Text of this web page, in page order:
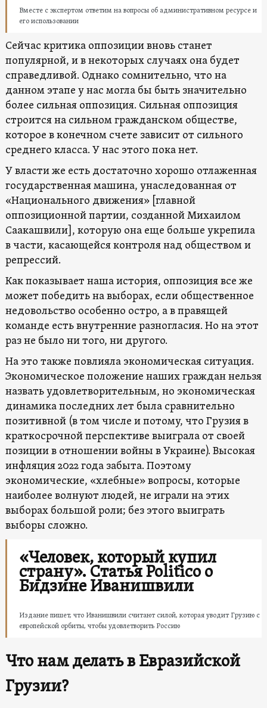
Вместе с экспертом ответим на вопросы об административном ресурсе и
его использовании
Сейчас критика оппозиции вновь станет
популярной, и в некоторых случаях она будет
справедливой. Однако сомнительно, что на
данном этапе у нас могла бы быть значительно
более сильная оппозиция. Сильная оппозиция
строится на сильном гражданском обществе,
которое в конечном счете зависит от сильного
среднего класса. У нас этого пока нет.
У власти же есть достаточно хорошо отлаженная
государственная машина, унаследованная от
«Национального движения» [главной
оппозиционной партии, созданной Михаилом
Саакашвили], которую она еще больше укрепила
в части, касающейся контроля над обществом и
репрессий.
Как показывает наша история, оппозиция все же
может победить на выборах, если общественное
недовольство особенно остро, а в правящей
команде есть внутренние разногласия. Но на этот
раз не было ни того, ни другого.
На это также повлияла экономическая ситуация.
Экономическое положение наших граждан нельзя
назвать удовлетворительным, но экономическая
динамика последних лет была сравнительно
позитивной (в том числе и потому, что Грузия в
краткосрочной перспективе выиграла от своей
позиции в отношении войны в Украине). Высокая
инфляция 2022 года забыта. Поэтому
экономические, «хлебные» вопросы, которые
наиболее волнуют людей, не играли на этих
выборах большой роли; без этого выиграть
выборы сложно.
«Человек, который купил
страну». Статья Politico о
Бидзине Иванишвили
Издание пишет, что Иванишвили считают силой, которая уводит Грузию с
европейской орбиты, чтобы удовлетворить Россию
Что нам делать в Евразийской
Грузии?